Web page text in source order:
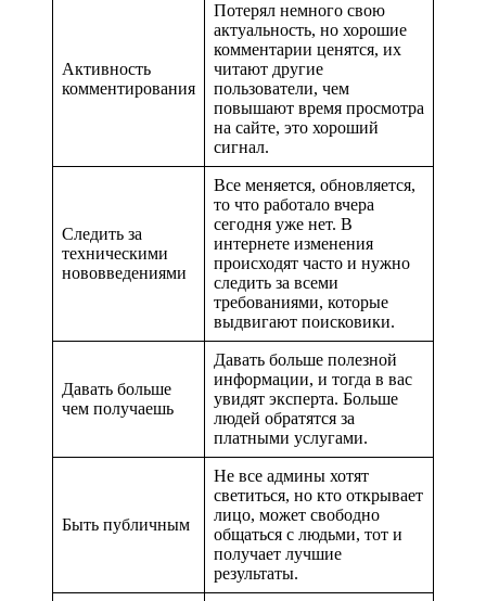
Активность
комментирования
Потерял немного свою
актуальность, но хорошие
комментарии ценятся, их
читают другие
пользователи, чем
повышают время просмотра
на сайте, это хороший
сигнал.
Следить за
техническими
нововведениями
Все меняется, обновляется,
то что работало вчера
сегодня уже нет. В
интернете изменения
происходят часто и нужно
следить за всеми
требованиями, которые
выдвигают поисковики.
Давать больше
чем получаешь
Давать больше полезной
информации, и тогда в вас
увидят эксперта. Больше
людей обратятся за
платными услугами.
Быть публичным
Не все админы хотят
светиться, но кто открывает
лицо, может свободно
общаться с людьми, тот и
получает лучшие
результаты.